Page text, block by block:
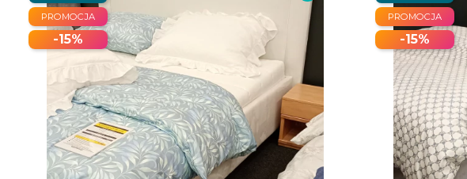
PROMOCJA
-15%
PROMOCJA
-15%